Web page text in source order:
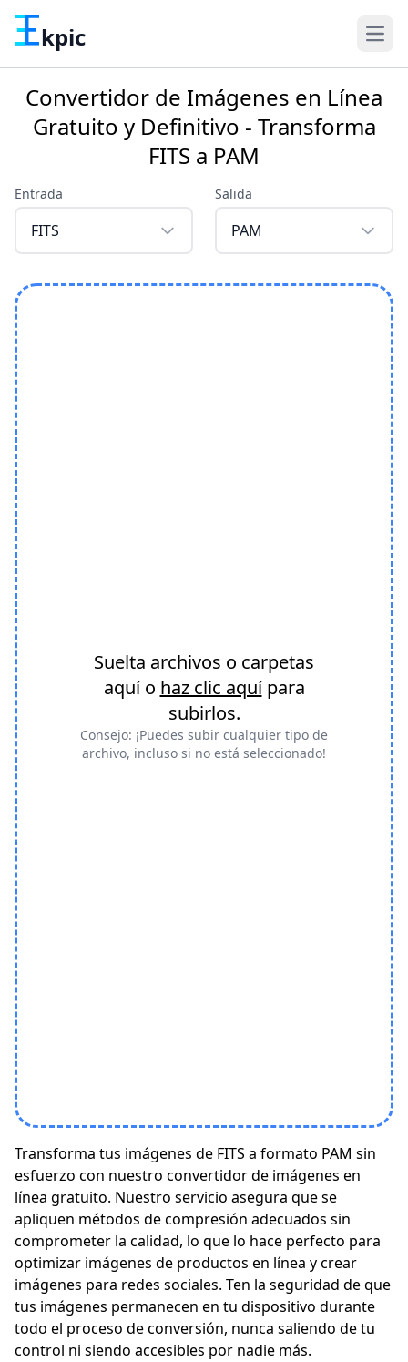
kpic
Convertidor de Imágenes en Línea
Gratuito y Definitivo - Transforma
FITS a PAM
Entrada
FITS
Salida
PAM
Suelta archivos o carpetas
aquí o haz clic aquípara
subirlos.
Consejo: ¡Puedes subir cualquier tipo de
archivo, incluso si no está seleccionado!
Transforma tus imágenes de FITS a formato PAM sin
esfuerzo con nuestro convertidor de imágenes en
línea gratuito. Nuestro servicio asegura que se
apliquen métodos de compresión adecuados sin
comprometer la calidad, lo que lo hace perfecto para
optimizar imágenes de productos en línea y crear
imágenes para redes sociales. Ten la seguridad de que
tus imágenes permanecen en tu dispositivo durante
todo el proceso de conversión, nunca saliendo de tu
control ni siendo accesibles por nadie más.